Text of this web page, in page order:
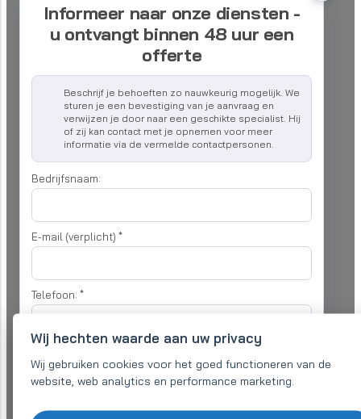
Informeer naar onze diensten -
u ontvangt binnen 48 uur een
offerte
Beschrijf je behoeften zo nauwkeurig mogelijk. We
sturen je een bevestiging van je aanvraag en
verwijzen je door naar een geschikte specialist. Hij
of zij kan contact met je opnemen voor meer
informatie via de vermelde contactpersonen.
Bedrijfsnaam:
E-mail (verplicht) *
Telefoon: *
Wij hechten waarde aan uw privacy
Wij gebruiken cookies voor het goed functioneren van de
website, web analytics en performance marketing.